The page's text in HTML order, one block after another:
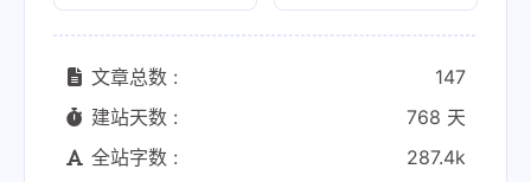
文章总数 :
147
建站天数 :
768 天
全站字数 :
287.4k